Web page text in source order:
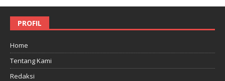
PROFIL
Home
Tentang Kami
Redaksi